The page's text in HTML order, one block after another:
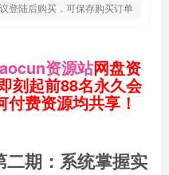
登陆后购买，可保存购买订单
资源站网盘资
刻起前88名永久会
费资源均共享！
期：系统掌握实